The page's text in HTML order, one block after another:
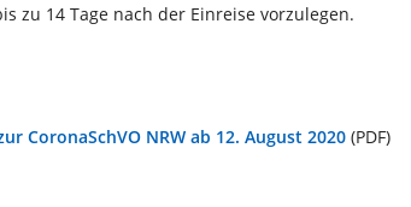
zu 14 Tage nach der Einreise vorzulegen.
CoronaSchVO NRW ab 12. August 2020 (PDF)